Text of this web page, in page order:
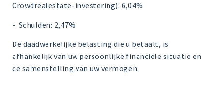
Crowdrealestate-investering): 6,04%
- Schulden: 2,47%
De daadwerkelijke belasting die u betaalt, is
afhankelijk van uw persoonlijke financiële situatie en
de samenstelling van uw vermogen.